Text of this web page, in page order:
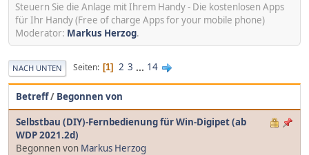
Steuern Sie die Anlage mit Ihrem Handy - Die kostenlosen Apps
für Ihr Handy (Free of charge Apps for your mobile phone)
Moderator: Markus Herzog.
NACH UNTEN Seiten 1 2 3 ... 14
Betreff/ Begonnen von
Selbstbau (DIY)-Fernbedienung für Win-Digipet (ab
WDP 2021.2d)
Begonnen von Markus Herzog